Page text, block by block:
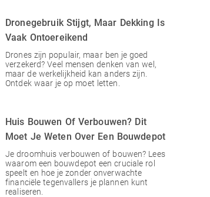
Dronegebruik Stijgt, Maar Dekking Is
Vaak Ontoereikend
Drones zijn populair, maar ben je goed
verzekerd? Veel mensen denken van wel,
maar de werkelijkheid kan anders zijn.
Ontdek waar je op moet letten.
Huis Bouwen Of Verbouwen? Dit
Moet Je Weten Over Een Bouwdepot
Je droomhuis verbouwen of bouwen? Lees
waarom een bouwdepot een cruciale rol
speelt en hoe je zonder onverwachte
financiële tegenvallers je plannen kunt
realiseren.